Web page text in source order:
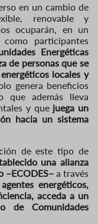
en un cambio de
renovable y
ocuparán, en un
participantes
Energéticas
de personas que se
locales y
genera beneficios
que además lleva
y que juega un
hacia un sistema
de este tipo de
una alianza
–ECODES– a través
energéticos,
acceda a un
de Comunidades